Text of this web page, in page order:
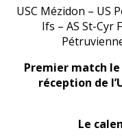
USC Mézidon – US
Ifs – AS St-Cyr
Premier match
réception de
Le